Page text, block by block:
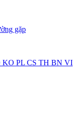
gặp
KO PL CS TH BN VI